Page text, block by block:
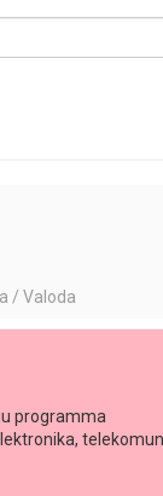
/ Valoda
programma